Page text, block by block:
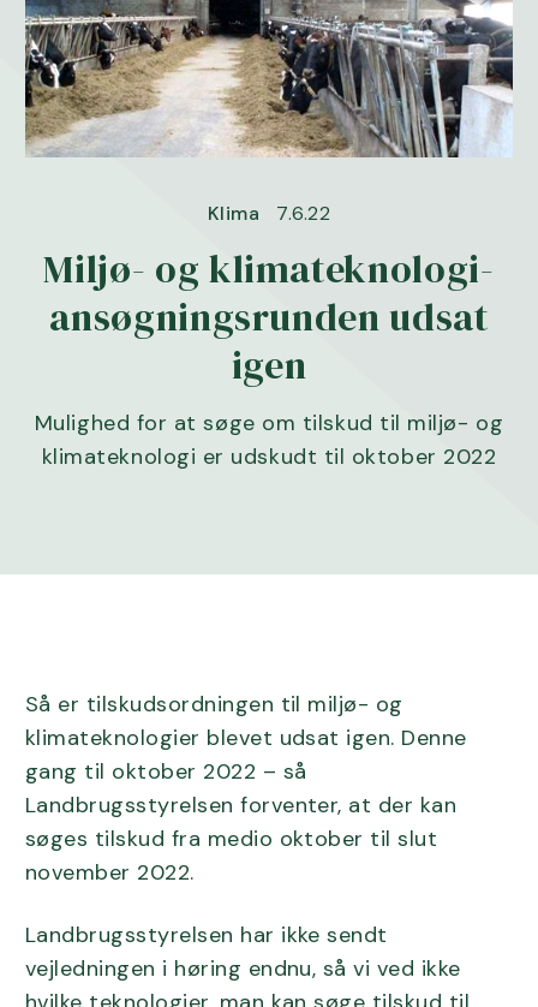
Klima 7.6.22
Miljø- og klimateknologi-
ansøgningsrunden udsat
igen
Mulighed for at søge om tilskud til miljø- og
klimateknologi er udskudt til oktober 2022
Så er tilskudsordningen til miljø- og
klimateknologier blevet udsat igen. Denne
gang til oktober 2022 – så
Landbrugsstyrelsen forventer, at der kan
søges tilskud fra medio oktober til slut
november 2022.
Landbrugsstyrelsen har ikke sendt
vejledningen i høring endnu, så vi ved ikke